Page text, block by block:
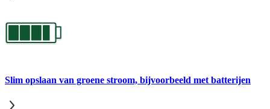
Slim opslaan van groene stroom, bijvoorbeeld met batterijen